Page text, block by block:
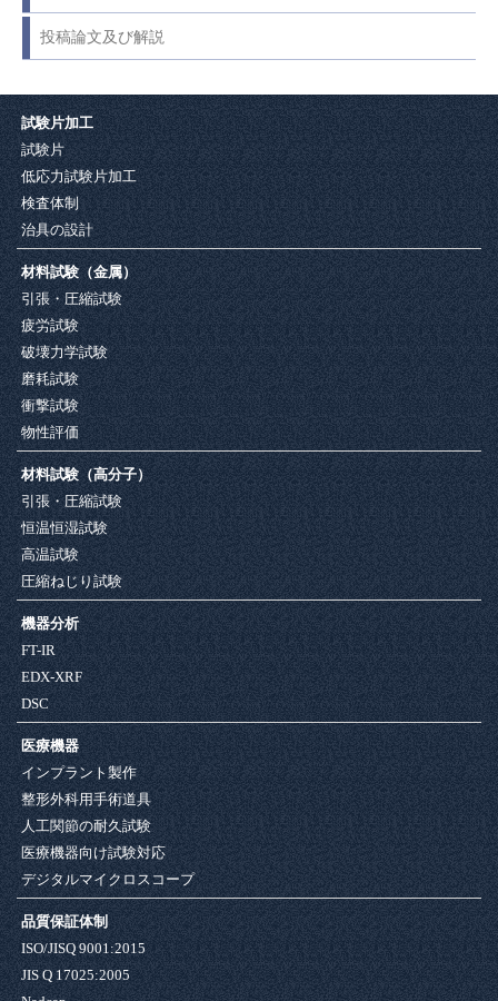
投稿論文及び解説
試験片加工
試験片
低応力試験片加工
検査体制
治具の設計
材料試験（金属）
引張・圧縮試験
疲労試験
破壊力学試験
磨耗試験
衝撃試験
物性評価
材料試験（高分子）
引張・圧縮試験
恒温恒湿試験
高温試験
圧縮ねじり試験
機器分析
FT-IR
EDX-XRF
DSC
医療機器
インプラント製作
整形外科用手術道具
人工関節の耐久試験
医療機器向け試験対応
デジタルマイクロスコープ
品質保証体制
ISO/JISQ 9001:2015
JIS Q 17025:2005